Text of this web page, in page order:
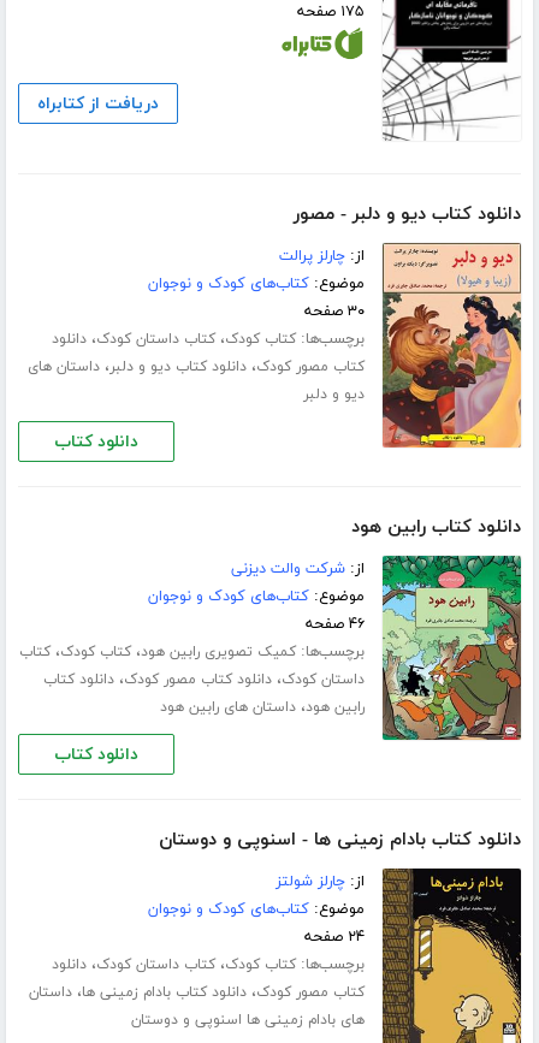
۱۷۵ صفحه
دریافت از کتابراه
دانلود کتاب دیو و دلبر - مصور
از:چارلز پرالت
موضوع:کتاب‌های کودک و نوجوان
۳۰ صفحه
برچسب‌ها:کتاب کودک،کتاب داستان کودک،دانلود
کتاب مصور کودک،دانلود کتاب دیو و دلبر،داستان های
دیو و دلبر
دانلود کتاب
دانلود کتاب رابین هود
از:شرکت والت دیزنی
موضوع:کتاب‌های کودک و نوجوان
۴۶ صفحه
برچسب‌ها:کمیک تصویری رابین هود،کتاب کودک،کتاب
داستان کودک،دانلود کتاب مصور کودک،دانلود کتاب
رابین هود،داستان های رابین هود
دانلود کتاب
دانلود کتاب بادام زمینی ها - اسنوپی و دوستان
از:چارلز شولتز
موضوع:کتاب‌های کودک و نوجوان
۲۴ صفحه
برچسب‌ها:کتاب کودک،کتاب داستان کودک،دانلود
کتاب مصور کودک،دانلود کتاب بادام زمینی ها،داستان
های بادام زمینی ها اسنوپی و دوستان